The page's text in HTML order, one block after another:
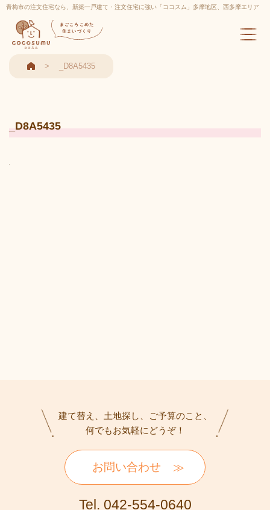
青梅市の注文住宅なら、新築一戸建て・注文住宅に強い「ココスム」多摩地区、西多摩エリア
実績多数
まごころこめた
住まいづくり
_D8A5435
_D8A5435
建て替え、土地探し、ご予算のこと、
何でもお気軽にどうぞ！
お問い合わせ
Tel. 042-554-0640